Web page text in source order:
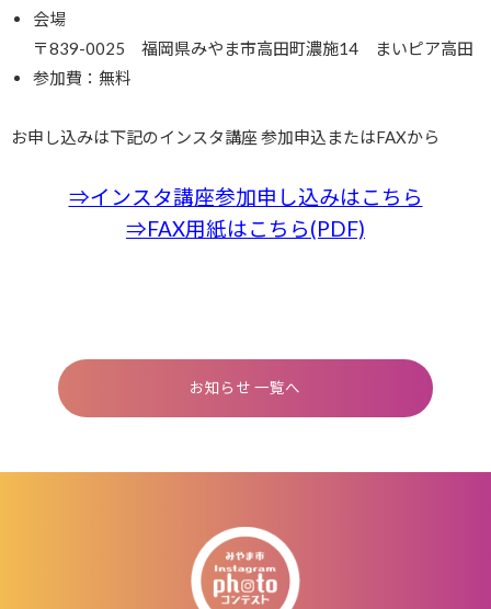
会場
〒839-0025 福岡県みやま市高田町濃施14 まいピア高田
参加費：無料
お申し込みは下記のインスタ講座 参加申込またはFAXから
⇒インスタ講座参加申し込みはこちら
⇒FAX用紙はこちら(PDF)
お知らせ 一覧へ